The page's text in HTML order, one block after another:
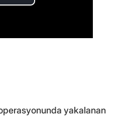
yakalanan